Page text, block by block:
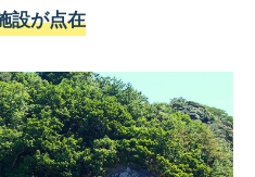
設が点在